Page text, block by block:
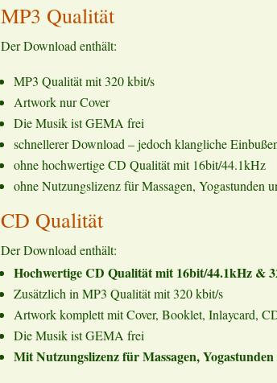
MP3 Qualität
Der Download enthält:
MP3 Qualität mit 320 kbit/s
Artwork nur Cover
Die Musik ist GEMA frei
schnellerer Download – jedoch klangliche
ohne hochwertige CD Qualität mit 16bit/44.1kHz
ohne Nutzungslizenz für Massagen, Yogastunden
CD Qualität
Der Download enthält:
Hochwertige CD Qualität mit 16bit/44.1kHz &
Zusätzlich in MP3 Qualität mit 320 kbit/s
Artwork komplett mit Cover, Booklet, Inlaycard,
Die Musik ist GEMA frei
Mit Nutzungslizenz für Massagen,